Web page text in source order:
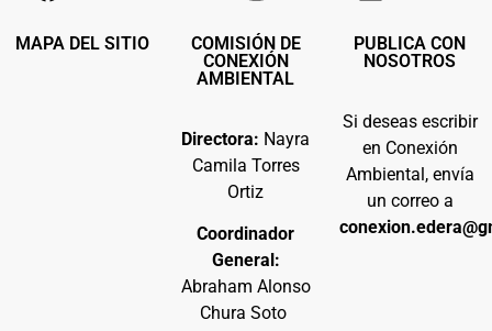
MAPA DEL SITIO
COMISIÓN DE
CONEXIÓN
AMBIENTAL
Directora: Nayra
Camila Torres
Ortiz
Coordinador
General:
Abraham Alonso
Chura Soto
PUBLICA CON
NOSOTROS
Si deseas escribir
en Conexión
Ambiental, envía
un correo a